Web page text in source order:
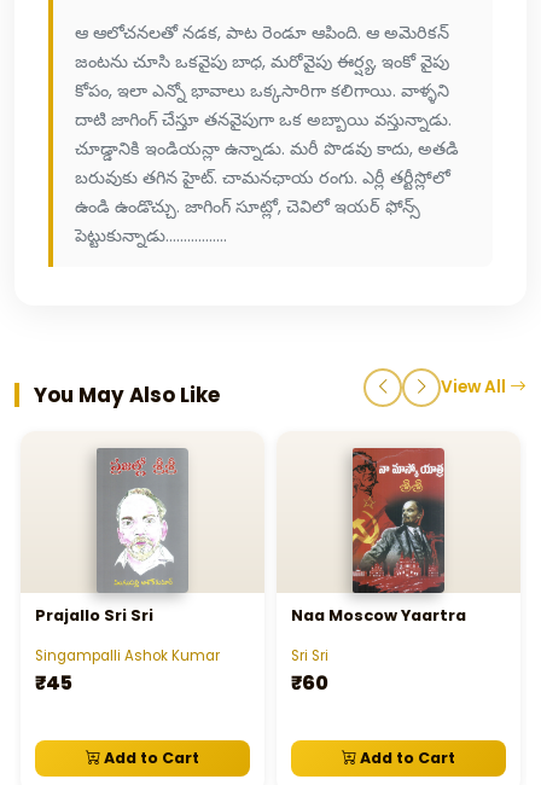
ఆ ఆలోచనలతో నడక, పాట రెండూ ఆపింది. ఆ అమెరికన్
జంటను చూసి ఒకవైపు బాధ, మరోవైపు ఈర్ష్య, ఇంకో వైపు
కోపం, ఇలా ఎన్నో భావాలు ఒక్కసారిగా కలిగాయి. వాళ్ళని
దాటి జాగింగ్ చేస్తూ తనవైపుగా ఒక అబ్బాయి వస్తున్నాడు.
చూడ్డానికి ఇండియన్లా ఉన్నాడు. మరీ పొడవు కాదు, అతడి
బరువుకు తగిన హైట్. చామనఛాయ రంగు. ఎర్లీ తర్టీస్లోలో
ఉండి ఉండొచ్చు. జాగింగ్ సూట్లో, చెవిలో ఇయర్ ఫోన్స్
పెట్టుకున్నాడు.................
You May Also Like View All
Prajallo Sri Sri
Singampalli Ashok Kumar
₹45
Add to Cart
Naa Moscow Yaartra
Sri Sri
₹60
Add to Cart